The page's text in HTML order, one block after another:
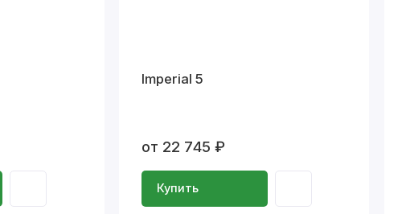
Imperial 5
от 22 745 ₽
Купить